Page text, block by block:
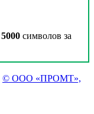
5000 символов за
© ООО «ПРОМТ»,